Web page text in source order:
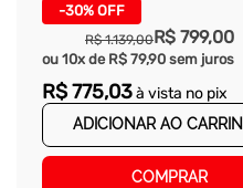
-30% OFF
R$ 799,00
R$ 1.139,00
ou 10x de R$ 79,90 sem juros
R$775,03à vista no pix
ADICIONAR AO
COMPRAR